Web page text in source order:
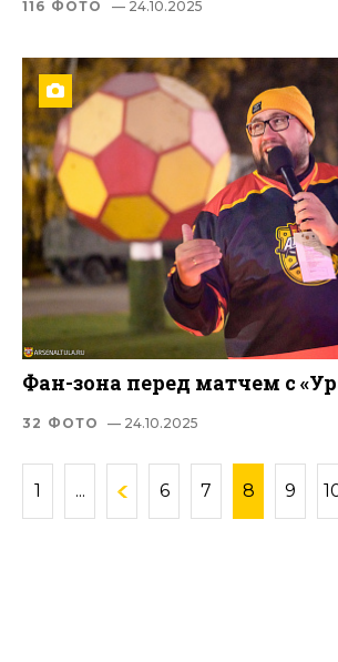
116 ФОТО — 24.10.2025
Фан-зона перед матчем с
32 ФОТО — 24.10.2025
1 ... 6 7 8 9